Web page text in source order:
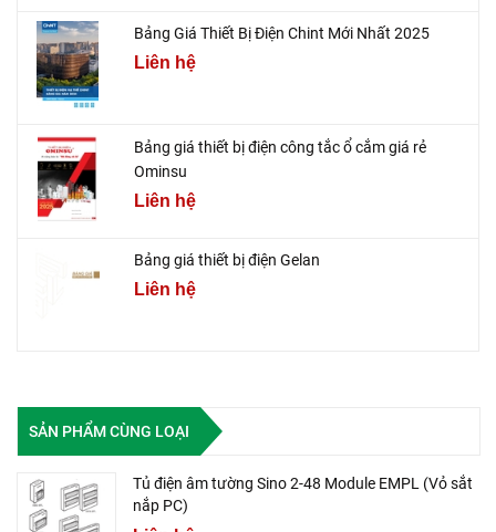
Bảng Giá Thiết Bị Điện Chint Mới Nhất 2025
Liên hệ
Bảng giá thiết bị điện công tắc ổ cắm giá rẻ
Ominsu
Liên hệ
Bảng giá thiết bị điện Gelan
Liên hệ
SẢN PHẨM CÙNG LOẠI
Tủ điện âm tường Sino 2-48 Module EMPL (Vỏ sắt
nắp PC)